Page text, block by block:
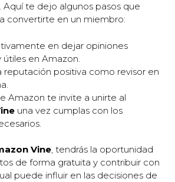
Aquí te dejo algunos pasos que
convertirte en un miembro:
en dejar opiniones
en Amazon.
reputación positiva como revisor en
Amazon te invite a unirte al
una vez cumplas con los
Vine, tendrás la oportunidad
de forma gratuita y contribuir con
puede influir en las decisiones de